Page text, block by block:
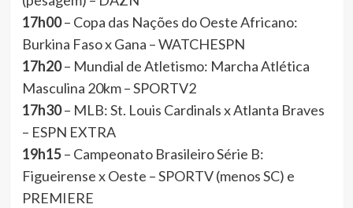
17h00– Copa das Nações do Oeste Africano:
Burkina Faso x Gana – WATCHESPN
17h20– Mundial de Atletismo: Marcha Atlética
Masculina 20km – SPORTV2
17h30– MLB: St. Louis Cardinals x Atlanta Braves
– ESPN EXTRA
19h15– Campeonato Brasileiro Série B:
Figueirense x Oeste – SPORTV (menos SC) e
PREMIERE